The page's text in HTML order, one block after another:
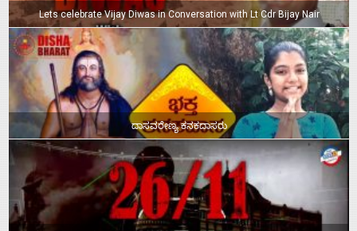
Lets celebrate Vijay Diwas in Conversation with Lt Cdr Bijay Nair
ದಾಸವರೇಣ್ಯ ಕನಕದಾಸರು